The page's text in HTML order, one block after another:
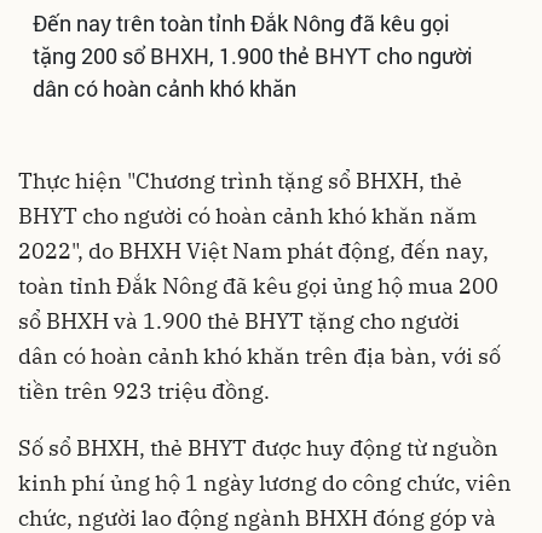
Đến nay trên toàn tỉnh Đắk Nông đã kêu gọi
tặng 200 sổ BHXH, 1.900 thẻ BHYT cho người
dân có hoàn cảnh khó khăn
Thực hiện "Chương trình tặng sổ BHXH, thẻ
BHYT cho người có hoàn cảnh khó khăn năm
2022", do BHXH Việt Nam phát động, đến nay,
toàn tỉnh Đắk Nông đã kêu gọi ủng hộ mua 200
sổ BHXH và 1.900 thẻ BHYT tặng cho người
dân có hoàn cảnh khó khăn trên địa bàn, với số
tiền trên 923 triệu đồng.
Số sổ BHXH, thẻ BHYT được huy động từ nguồn
kinh phí ủng hộ 1 ngày lương do công chức, viên
chức, người lao động ngành BHXH đóng góp và